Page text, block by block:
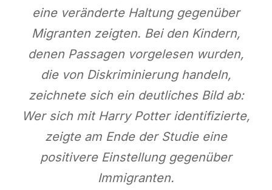
eine veränderte Haltung gegenüber
Migranten zeigten. Bei den Kindern,
denen Passagen vorgelesen wurden,
die von Diskriminierung handeln,
zeichnete sich ein deutliches Bild ab:
Wer sich mit Harry Potter identifizierte,
zeigte am Ende der Studie eine
positivere Einstellung gegenüber
Immigranten.